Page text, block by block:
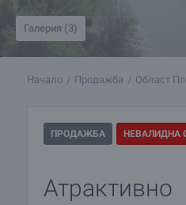
Галерия (3)
Начало Продажба Област
ПРОДАЖБА НЕВАЛИДНА
Атрактивно